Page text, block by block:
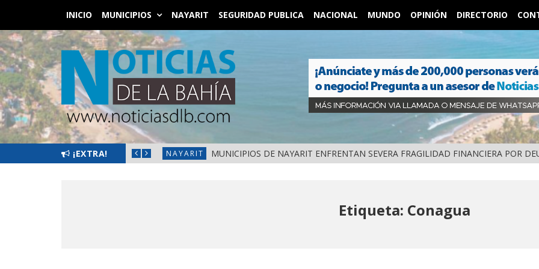
INICIO MUNICIPIOS NAYARIT SEGURIDAD PUBLICA NACIONAL MUNDO OPINIÓN DIRECTORIO
¡EXTRA! NACIONAL DETIENEN AL EXGOBERNADOR DE GUERRERO, ÁNGEL AGUIRRE RIVERO, POR PRESUNTO OCULTAMIENTO DE
Etiqueta: Conagua